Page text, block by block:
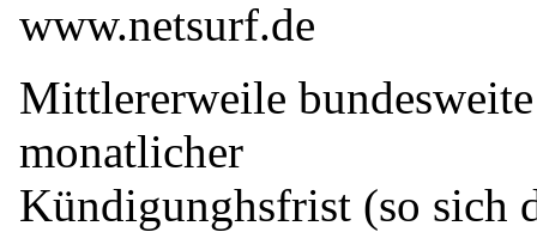
www.netsurf.de
Mittlererweile
monatlicher
Kündigunghsfrist (so sich